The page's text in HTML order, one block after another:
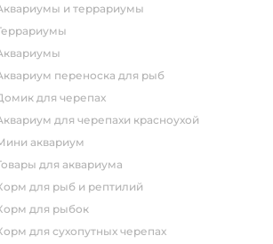
аквариумы и террариумы
террариумы
аквариумы
аквариум переноска для рыб
домик для черепах
аквариум для черепахи красноухой
мини аквариум
товары для аквариума
Корм для рыб и рептилий
корм для рыбок
корм для сухопутных черепах